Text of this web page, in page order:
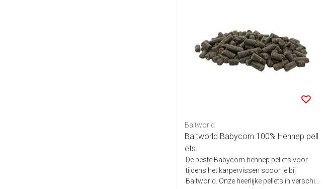
Baitworld
Baitworld Babycorn 100% Hennep pell
ets
De beste Babycorn hennep pellets voor
tijdens het karpervissen scoor je bij
Baitworld. Onze heerlijke pellets in verschi...